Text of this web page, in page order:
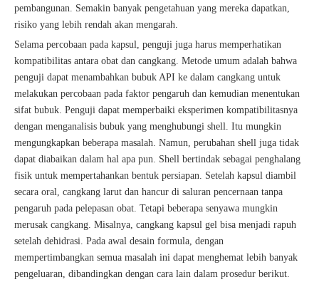
pembangunan. Semakin banyak pengetahuan yang mereka dapatkan,
risiko yang lebih rendah akan mengarah.
Selama percobaan pada kapsul, penguji juga harus memperhatikan
kompatibilitas antara obat dan cangkang. Metode umum adalah bahwa
penguji dapat menambahkan bubuk API ke dalam cangkang untuk
melakukan percobaan pada faktor pengaruh dan kemudian menentukan
sifat bubuk. Penguji dapat memperbaiki eksperimen kompatibilitasnya
dengan menganalisis bubuk yang menghubungi shell. Itu mungkin
mengungkapkan beberapa masalah. Namun, perubahan shell juga tidak
dapat diabaikan dalam hal apa pun. Shell bertindak sebagai penghalang
fisik untuk mempertahankan bentuk persiapan. Setelah kapsul diambil
secara oral, cangkang larut dan hancur di saluran pencernaan tanpa
pengaruh pada pelepasan obat. Tetapi beberapa senyawa mungkin
merusak cangkang. Misalnya, cangkang kapsul gel bisa menjadi rapuh
setelah dehidrasi. Pada awal desain formula, dengan
mempertimbangkan semua masalah ini dapat menghemat lebih banyak
pengeluaran, dibandingkan dengan cara lain dalam prosedur berikut.